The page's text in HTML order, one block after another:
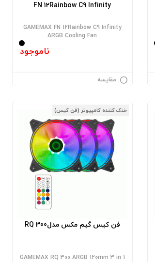
FN 12Rainbow C9 Infinity
GAMEMAX FN 12Rainbow C9 Infinity
ARGB Cooling Fan
ناموجود
مقایسه
خنک کننده کامپیوتر (فن کیس)
فن کیس گیم مکس مدلRQ 300
GAMEMAX RQ 300 ARGB 120mm 3 in 1